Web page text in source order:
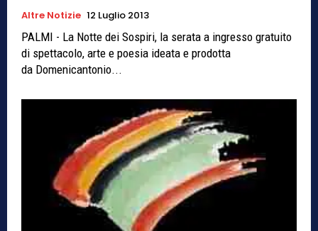
Altre Notizie 12 Luglio 2013
PALMI - La Notte dei Sospiri, la serata a ingresso gratuito
di spettacolo, arte e poesia ideata e prodotta
da Domenicantonio...